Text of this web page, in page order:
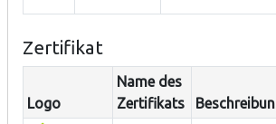
Zertifikat
Logo
Name des
Zertifikats